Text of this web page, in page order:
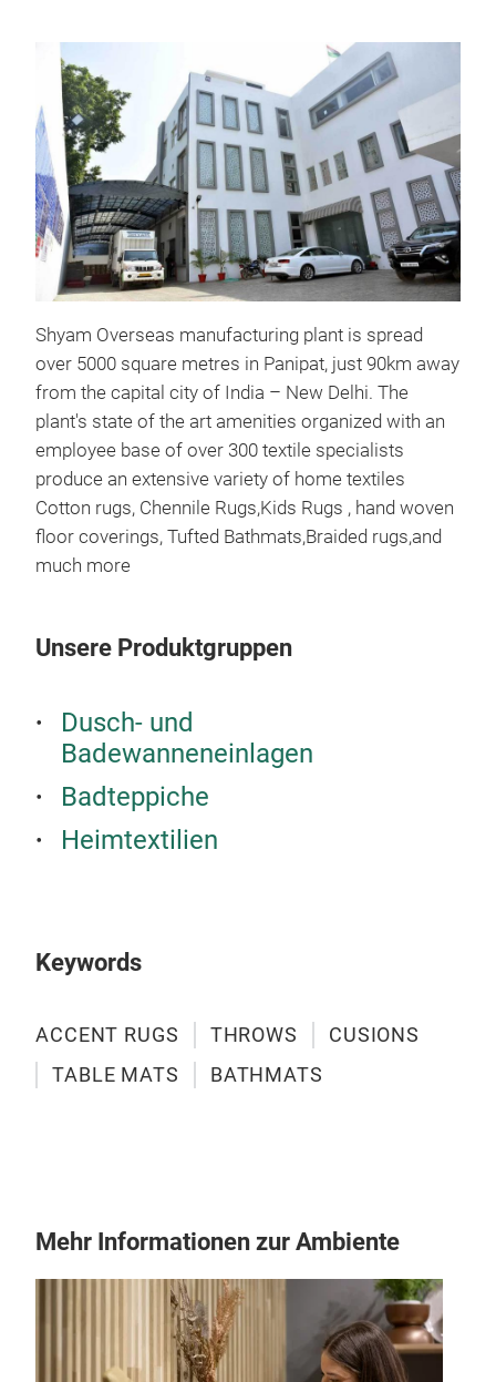
Shyam Overseas manufacturing plant is spread
over 5000 square metres in Panipat, just 90km away
from the capital city of India – New Delhi. The
plant's state of the art amenities organized with an
employee base of over 300 textile specialists
produce an extensive variety of home textiles
Cotton rugs, Chennile Rugs,Kids Rugs , hand woven
floor coverings, Tufted Bathmats,Braided rugs,and
much more
Unsere Produktgruppen
Dusch- und
Badewanneneinlagen
Badteppiche
Heimtextilien
Keywords
ACCENT RUGS THROWS
CUSIONS
TABLE MATS
BATHMATS
Mehr Informationen zur Ambiente